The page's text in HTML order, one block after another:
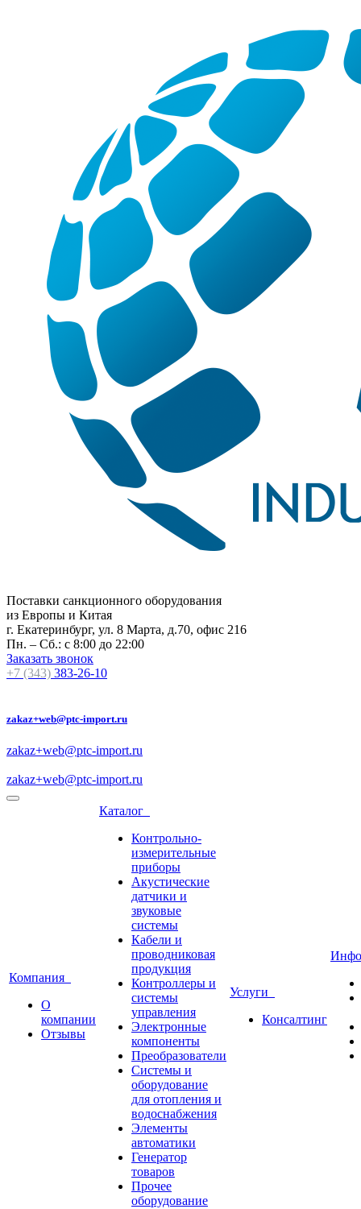
Поставки санкционного оборудования
из Европы и Китая
г. Екатеринбург, ул. 8 Марта, д.70, офис 216
Пн. – Сб.: с 8:00 до 22:00
Заказать звонок
+7 (343) 383-26-10
zakaz+web@ptc-import.ru
zakaz+web@ptc-import.ru
zakaz+web@ptc-import.ru
Компания
О
компании
Отзывы
Каталог
Контрольно-
измерительные
приборы
Акустические
датчики и
звуковые
системы
Кабели и
проводниковая
продукция
Контроллеры и
системы
управления
Электронные
компоненты
Преобразователи
Системы и
оборудование
для отопления и
водоснабжения
Элементы
автоматики
Генератор
товаров
Прочее
оборудование
Услуги
Консалтинг